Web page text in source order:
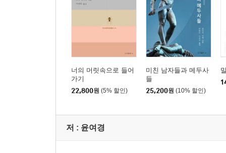
너의 머릿속으로 들어
가기
22,800원 (5% 할인)
미친 남자들과 메두사
들
25,200원 (10% 할인)
저 : 윤여경